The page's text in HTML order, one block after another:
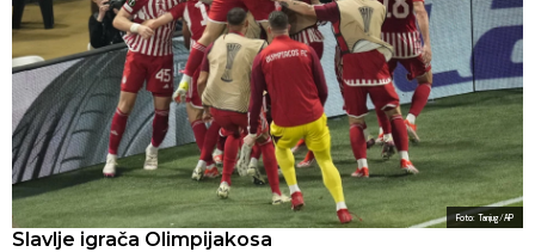
Foto: Tanjug/AP
Slavlje igrača Olimpijakosa